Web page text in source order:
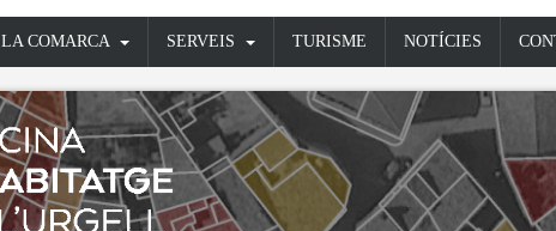
LA COMARCA SERVEIS TURISME NOTÍCIES